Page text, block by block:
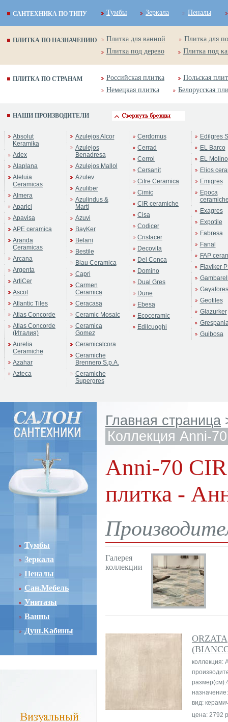
САНТЕХНИКА ПО ТИПУ Тумбы Зеркала Пеналы
ПЛИТКА ПО НАЗНАЧЕНИЮ Плитка для ванной
Плитка для
Плитка под дерево
Плитка под
ПЛИТКА ПО СТРАНАМ Российская плитка
Польская
Немецкая плитка
Белорусская
НАШИ ПРОИЗВОДИТЕЛИ
Absolut
Keramika
Adex
Alaplana
Aleluia
Ceramicas
Almera
Aparici
Apavisa
APE ceramica
Aranda
Ceramicas
Arcana
Argenta
ArtiCer
Ascot
Atlantic Tiles
Atlas Concorde
Atlas Concorde
(Италия)
Aurelia
Ceramiche
Azahar
Azteca
Azulejos Alcor
Azulejos
Benadresa
Azulejos Mallol
Azulev
Azuliber
Azulindus &
Marti
Azuvi
BayKer
Belani
Bestile
Blau Ceramica
Capri
Carmen
Ceramica
Ceracasa
Ceramic Mosaic
Ceramica
Gomez
Ceramicalcora
Ceramiche
Brennero S.p.A.
Ceramiche
Supergres
Cerdomus
Cerrad
Cerrol
Cersanit
Cifre Ceramica
Cimic
CIR ceramiche
Cisa
Codicer
Cristacer
Decovita
Del Conca
Domino
Dual Gres
Dune
Ebesa
Ecoceramic
Edilcuoghi
Edilgres
EL Barco
EL Molino
Elios
Emigres
Epoca
Exagres
Expotile
Fabresa
Fanal
FAP
Flaviker
Gayafores
Geotiles
Glazurker
Guibosa
Тумбы
Зеркала
Пеналы
Сан.Мебель
Унитазы
Ванны
Душ.Кабины
Главная страница
Коллекция Anni-70
Anni-70 CIR
плитка -
Галерея
коллекции
ORZATA
коллекция:
вид:
цена: 2792